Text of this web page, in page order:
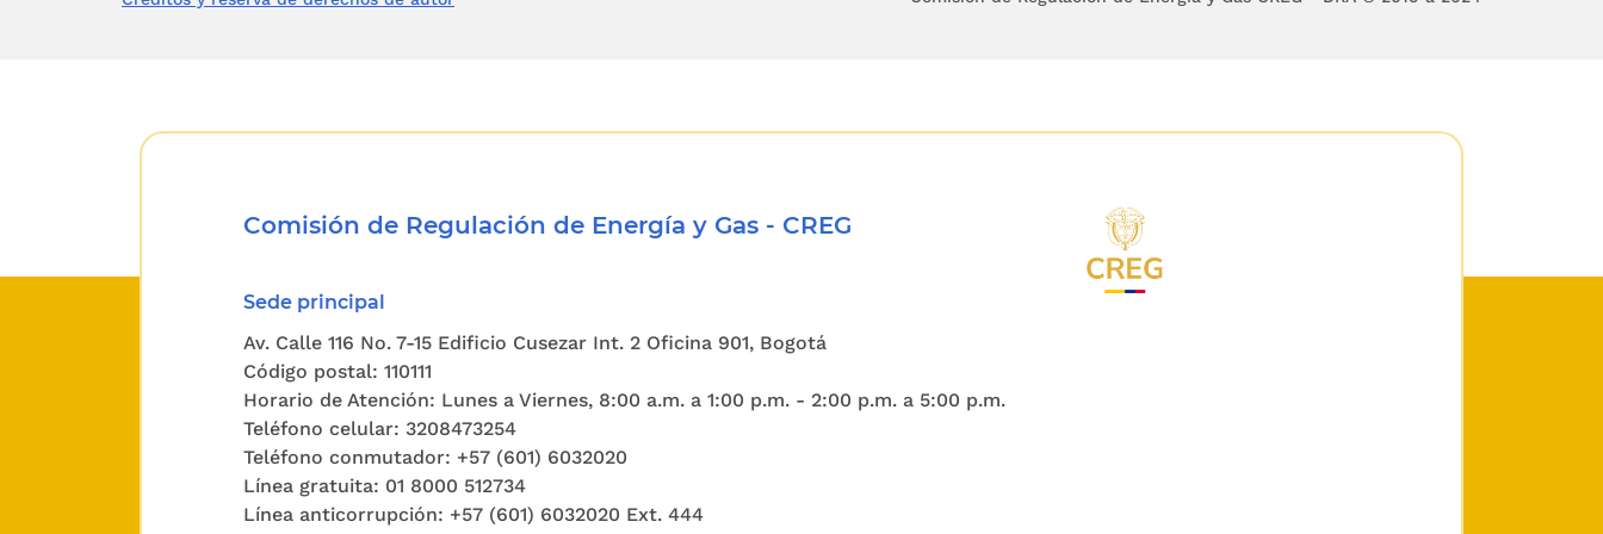
, señala que la distribución de combustibles
líquidos derivados del petróleo es un servicio público que se prestará de acuerdo
Así mismo, el artículo2de la Ley 39 de 1987, modificada por el artículo
de distribución de combustibles líquidos derivados del petróleo, junto con el
refinador, importador, almacenador, el distribuidor mayorista, el distribuidor
minorista y el gran consumidor.
Comisión de Regulación de Energía y Gas - CREG
Sede principal
Av. Calle 116 No. 7-15 Edificio Cusezar Int. 2 Oficina 901, Bogotá
Código postal: 110111
Horario de Atención: Lunes a Viernes, 8:00 a.m. a 1:00 p.m. - 2:00 p.m. a 5:00 p.m.
Teléfono celular: 3208473254
Teléfono conmutador: +57 (601) 6032020
Línea gratuita: 01 8000 512734
Línea anticorrupción: +57 (601) 6032020 Ext. 444